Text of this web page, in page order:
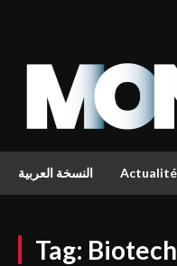
النسخة العربية
Tag: